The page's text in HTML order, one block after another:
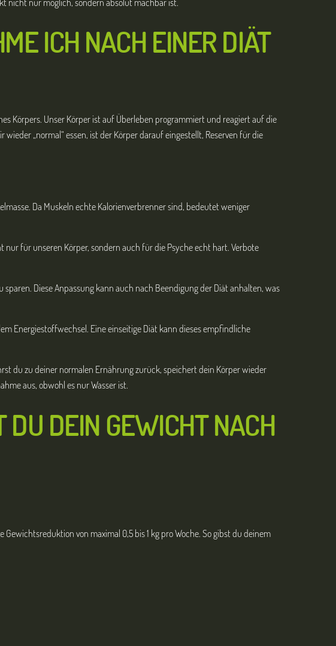
nicht nur möglich, sondern absolut machbar ist.
ICH NACH EINER DIÄT
Körpers. Unser Körper ist auf Überleben programmiert und reagiert auf die
„normal“ essen, ist der Körper darauf eingestellt, Reserven für die
Da Muskeln echte Kalorienverbrenner sind, bedeutet weniger
für unseren Körper, sondern auch für die Psyche echt hart. Verbote
Diese Anpassung kann auch nach Beendigung der Diät anhalten, was
Energiestoffwechsel. Eine einseitige Diät kann dieses empfindliche
du zu deiner normalen Ernährung zurück, speichert dein Körper wieder
aus, obwohl es nur Wasser ist.
DEIN GEWICHT NACH
von maximal 0,5 bis 1 kg pro Woche. So gibst du deinem